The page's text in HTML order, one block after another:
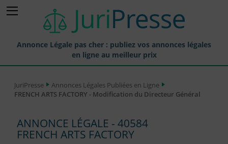
Annonce Légale pas cher : publiez vos annonces légales
en ligne au meilleur prix
Annonces Légales Publiées
Journaux Habilités (JAL) Annonces Légales
JuriPresse
Annonces Légales Publiées en Ligne
FRENCH ARTS FACTORY - Modification du Directeur Général
ANNONCE LÉGALE - 40584
FRENCH ARTS FACTORY